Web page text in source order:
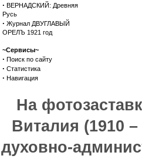
· ВЕРНАДСКИЙ: Древняя
Русь
· Журнал ДВУГЛАВЫЙ
ОРЕЛЪ 1921 год
~Сервисы~
· Поиск по сайту
· Статистика
· Навигация
На
Виталия (1910
духовно-